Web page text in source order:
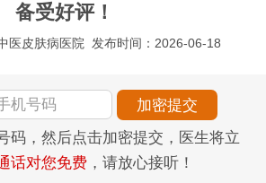
备受好评！
医皮肤病医院 发布时间：2026-06-18
码，然后点击加密提交，医生将立
话对您免费 ，请放心接听！